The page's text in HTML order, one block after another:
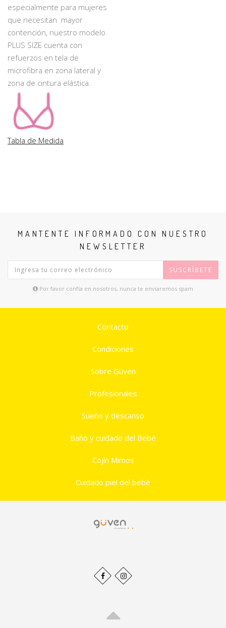
especialmente para mujeres
que necesitan mayor
contención, nuestro modelo
PLUS SIZE cuenta con
refuerzos en tela de
microfibra en zona lateral y
zona de cintura elástica.
Tabla de Medida
MANTENTE INFORMADO CON NUESTRO
NEWSLETTER
SUSCRÍBETE
Por favor confía en nosotros, nunca te enviaremos spam
Contacto
Condiciones
Sobre Güven
Profesionales
Sueño y descanso
Baño y cuidado del Bebé
Cojín Mimos
Cuidado piel del bebé